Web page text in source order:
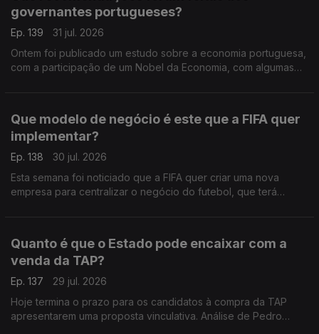
governantes portugueses?
Ep. 139
31 jul. 2026
Ontem foi publicado um estudo sobre a economia portuguesa,
com a participação de um Nobel da Economia, com algumas
Que modelo de negócio é este que a FIFA quer
implementar?
Ep. 138
30 jul. 2026
Esta semana foi noticiado que a FIFA quer criar uma nova
empresa para centralizar o negócio do futebol, que terá
Quanto é que o Estado pode encaixar com a
venda da TAP?
Ep. 137
29 jul. 2026
Hoje termina o prazo para os candidatos à compra da TAP
apresentarem uma proposta vinculativa. Análise de Pedro